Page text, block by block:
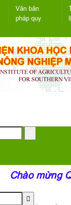
Văn bản
pháp quy
Chào mừng